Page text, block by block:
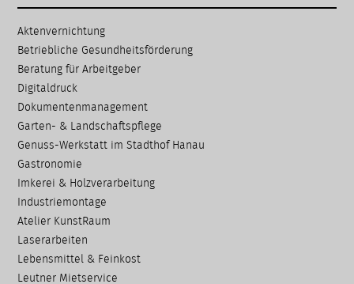
Navigation
überspringen
Aktenvernichtung
Betriebliche Gesundheits­förderung
Beratung für Arbeitgeber
Digitaldruck
Dokumenten­management
Garten- & Landschafts­pflege
Genuss-Werkstatt im Stadthof Hanau
Gastronomie
Imkerei & Holz­verarbeitung
Industriemontage
Atelier KunstRaum
Laserarbeiten
Lebensmittel & Feinkost
Leutner Mietservice